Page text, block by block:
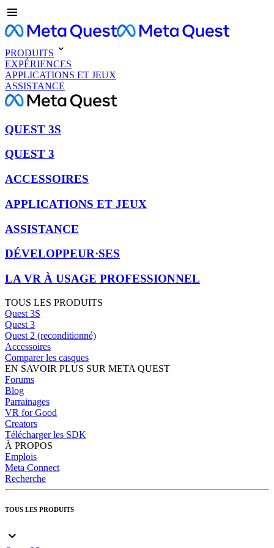
PRODUITS
EXPÉRIENCES
APPLICATIONS ET JEUX
ASSISTANCE
QUEST 3S
QUEST 3
ACCESSOIRES
APPLICATIONS ET JEUX
ASSISTANCE
DÉVELOPPEUR·SES
LA VR À USAGE PROFESSIONNEL
TOUS LES PRODUITS
Quest 3S
Quest 3
Quest 2 (reconditionné)
Accessoires
Comparer les casques
EN SAVOIR PLUS SUR META QUEST
Forums
Blog
Parrainages
VR for Good
Creators
Télécharger les SDK
À PROPOS
Emplois
Meta Connect
Recherche
TOUS LES PRODUITS